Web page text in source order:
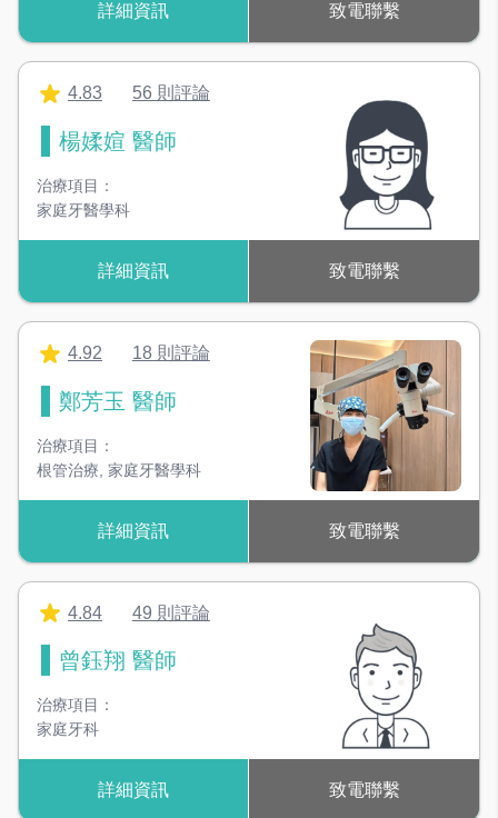
詳細資訊 致電聯繫
4.83 56 則評論
楊媃媗 醫師
治療項目：
家庭牙醫學科
詳細資訊 致電聯繫
4.92 18 則評論
鄭芳玉 醫師
治療項目：
根管治療 家庭牙醫學科
詳細資訊 致電聯繫
4.84 49 則評論
曾鈺翔 醫師
治療項目：
家庭牙科
詳細資訊 致電聯繫